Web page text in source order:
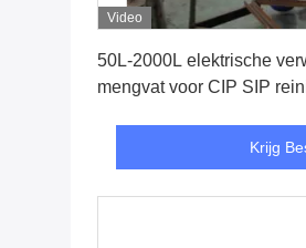
Video
50L-2000L elektrische
mengvat voor CIP SIP
Krijg